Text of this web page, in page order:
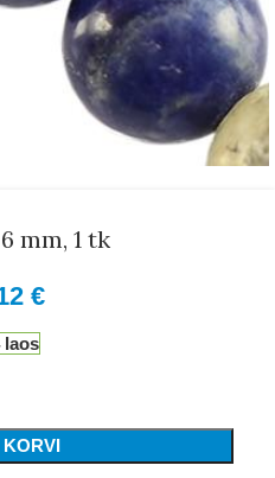
mm, 1 tk
€
laos
KORVI